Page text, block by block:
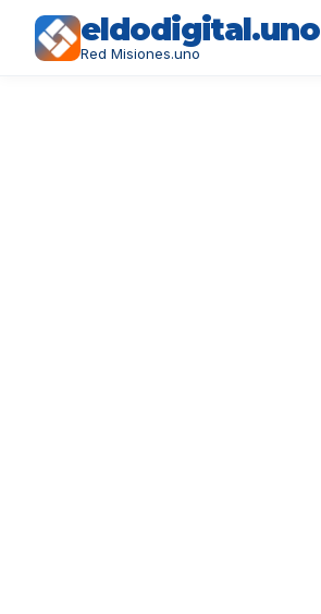
eldodigital.uno
Red Misiones.uno